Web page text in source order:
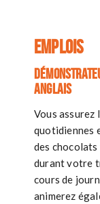
EMPLOIS
anglais
Vous assurez
quotidiennes
des
durant votre
cours de
animerez